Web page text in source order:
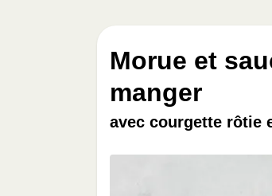
Morue et
manger
avec courgette rôtie